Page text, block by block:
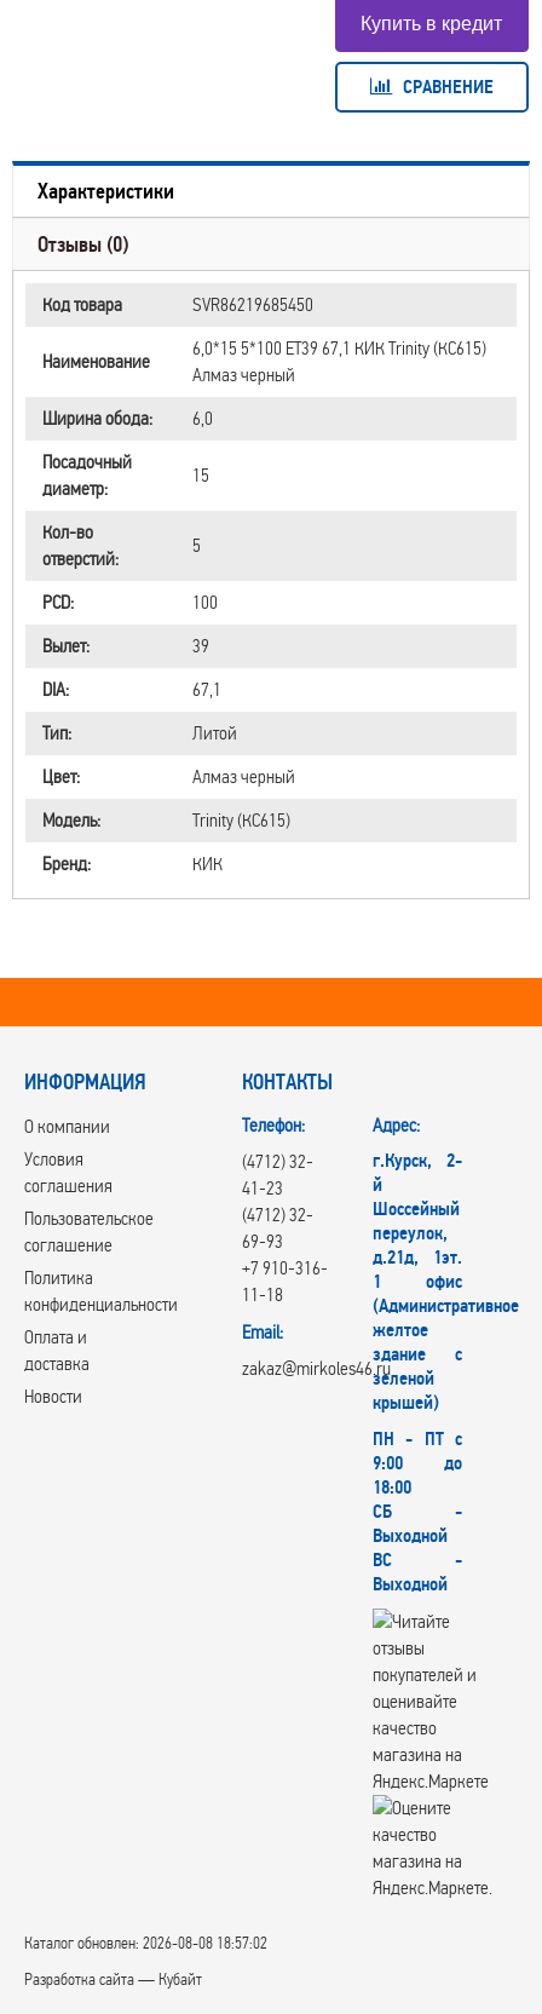
СРАВНЕНИЕ
Характеристики
Отзывы (0)
Код товара SVR86219685450
Наименование
6,0*15 5*100 ET39 67,1 КИК Trinity (КС615)
Алмаз черный
Ширина обода:
6,0
Посадочный
диаметр:
15
Кол-во
отверстий:
5
PCD:
100
Вылет:
39
DIA:
67,1
Тип:
Литой
Цвет:
Алмаз черный
Модель:
Trinity (КС615)
Бренд:
КИК
ИНФОРМАЦИЯ
О компании
Условия
соглашения
Пользовательское
соглашение
Политика
конфиденциальности
Оплата и
доставка
Новости
КОНТАКТЫ
Телефон:
(4712) 32-
41-23
(4712) 32-
69-93
+7 910-316-
11-18
Email:
zakaz@mirkoles46.ru
Адрес:
г.Курск, 2-
й
Шоссейный
переулок,
д.21д, 1эт.
1 офис
(Административное
желтое
здание с
зеленой
крышей)
ПН - ПТ с
9:00 до
18:00
СБ -
Выходной
ВС -
Выходной
Каталог обновлен: 2026-08-08 18:57:02
Разработка сайта — Кубайт